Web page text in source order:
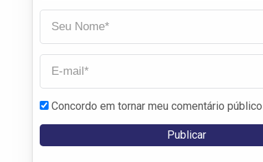
Concordo em tornar meu comentário público